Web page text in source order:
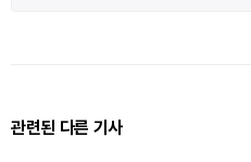
관련된 다른 기사